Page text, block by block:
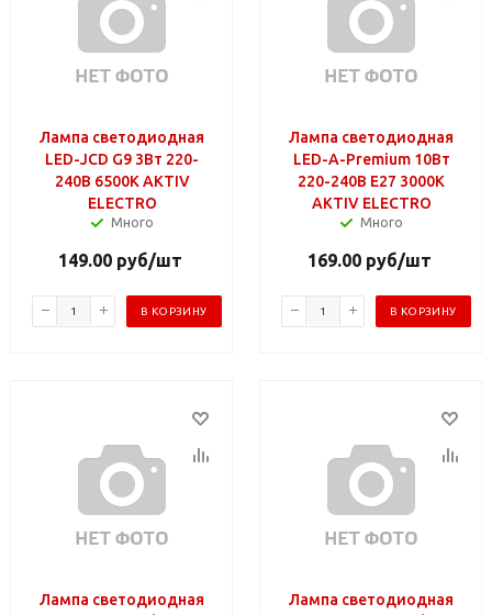
Лампа светодиодная
LED-JCD G9 3Вт 220-
240В 6500К AKTIV
ELECTRO
Много
149.00руб/шт
В КОРЗИНУ
Лампа светодиодная
LED-A-Premium 10Вт
220-240В Е27 3000К
AKTIV ELECTRO
Много
169.00руб/шт
В КОРЗИНУ
Лампа светодиодная
Лампа светодиодная